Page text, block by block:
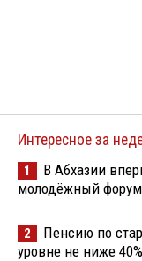
Интересное за
1
В Абхазии
молодёжный форум
2
Пенсию по
уровне не ниже